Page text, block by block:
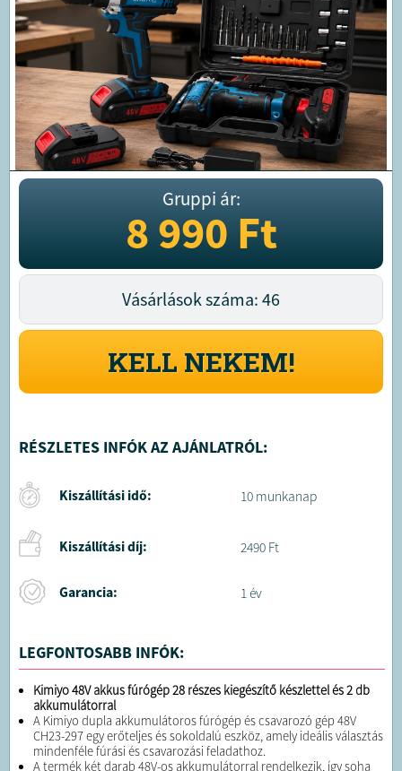
Gruppi ár:
8 990Ft
Vásárlások száma: 46
KELL NEKEM!
RÉSZLETES INFÓK AZ AJÁNLATRÓL:
Kiszállítási idő: 10 munkanap
Kiszállítási díj: 2490 Ft
Garancia: 1 év
LEGFONTOSABB INFÓK:
Kimiyo 48V akkus fúrógép 28 részes kiegészítő készlettel és 2 db
akkumulátorral
A Kimiyo dupla akkumulátoros fúrógép és csavarozó gép 48V
CH23-297 egy erőteljes és sokoldalú eszköz, amely ideális választás
mindenféle fúrási és csavarozási feladathoz.
A termék két darab 48V-os akkumulátorral rendelkezik, így soha